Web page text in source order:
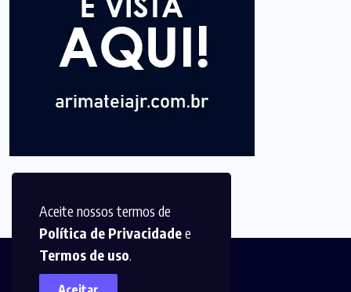
Aceite nossos termos de
Política de Privacidadee
Termos de uso.